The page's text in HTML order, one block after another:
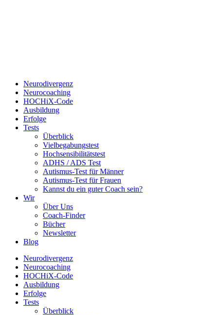
Neurodivergenz
Neurocoaching
HOCHiX-Code
Ausbildung
Erfolge
Tests
Überblick
Vielbegabungstest
Hochsensibilitätstest
ADHS / ADS Test
Autismus-Test für Männer
Autismus-Test für Frauen
Kannst du ein guter Coach sein?
Wir
Über Uns
Coach-Finder
Bücher
Newsletter
Blog
Neurodivergenz
Neurocoaching
HOCHiX-Code
Ausbildung
Erfolge
Tests
Überblick